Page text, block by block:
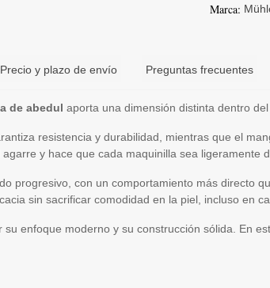
Marca:
Precio y plazo de envío Preguntas frecuentes
de abedul aporta una dimensión distinta dentro
resistencia y durabilidad, mientras que el
y hace que cada maquinilla sea ligeramente
progresivo, con un comportamiento más directo
sin sacrificar comodidad en la piel, incluso en
su enfoque moderno y su construcción sólida. En